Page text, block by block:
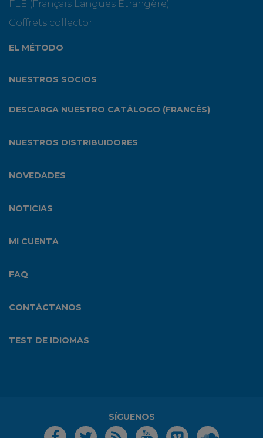
FLE (Français Langues Etrangère)
Coffrets collector
EL MÉTODO
NUESTROS SOCIOS
DESCARGA NUESTRO CATÁLOGO (FRANCÉS)
NUESTROS DISTRIBUIDORES
NOVEDADES
NOTICIAS
MI CUENTA
FAQ
CONTÁCTANOS
TEST DE IDIOMAS
SÍGUENOS